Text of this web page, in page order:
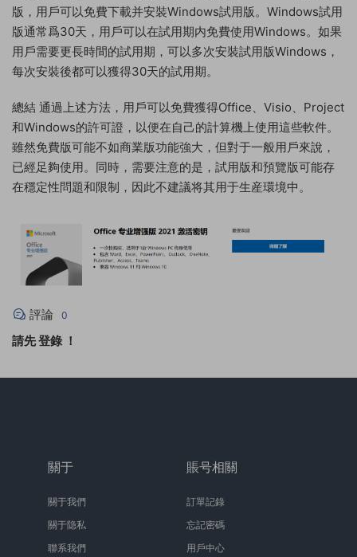
版，用戶可以免費下載并安裝Windows試用版。Windows試用
版通常爲30天，用戶可以在試用期内免費使用Windows。如果
用戶需要更長時間的試用期，可以多次安裝試用版Windows，
每次安裝後都可以獲得30天的試用期。
總結 通過上述方法，用戶可以免費獲得Office、Visio、Project
和Windows的許可證，以便在自己的計算機上使用這些軟件。
雖然免費版可能不如商業版功能強大，但對于一般用戶來說，
已經足夠使用。同時，需要注意的是，試用版和預覽版可能存
在穩定性問題和限制，因此不建議将其用于生産環境中。
評論 0
請先登錄 ！
關于
關于我們
關于隐私
聯系我們
賬号相關
訂單記錄
忘記密碼
用戶中心